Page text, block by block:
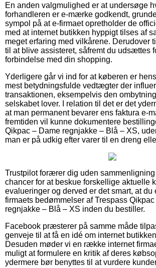
En anden valgmulighed er at undersøge
forhandleren er e-mærke godkendt,
sympol på at e-firmaet opretholder de
med at internet butikken hyppigt tilses af
meget erfaring med vilkårene. Derudover
til at blive assisteret, såfremt du udsættes
forbindelse med din shopping.
Yderligere går vi ind for at køberen er
mest betydningsfulde vedtægter der
transaktionen, eksempelvis den
selskabet lover. I relation til det er det
at man permanent bevarer ens faktura e-
fremtiden vil kunne dokumentere
Qikpac – Dame regnjakke – Blå – XS,
man er på udkig efter varer til en dreng
Trustpilot forærer dig uden
chancer for at beskue forskellige aktuelle
evalueringer og derved er det smart, at du
firmaets bedømmelser af Trespass
regnjakke – Blå – XS inden du bestiller.
Facebook præsterer på samme måde
genveje til at få en idé om internet
Desuden møder vi en række internet
muligt at formulere en kritik af deres
ydermere bør benyttes til at vurdere